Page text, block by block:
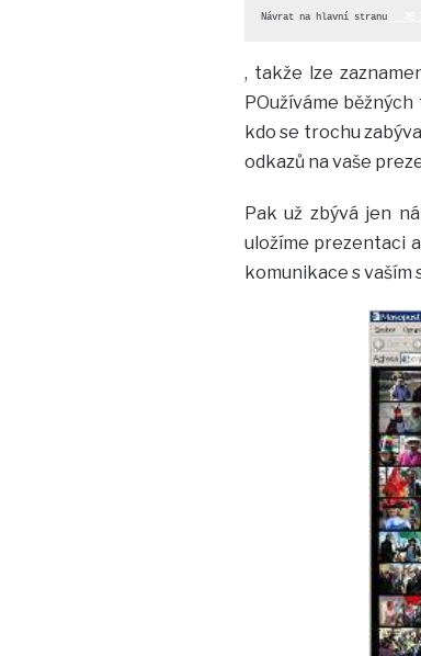
Návrat na hlavní stranu
, takže lze
POužíváme
kdo se trochu
odkazů na vaše
Pak už zbývá jen
uložíme prezentaci
komunikace s vaším